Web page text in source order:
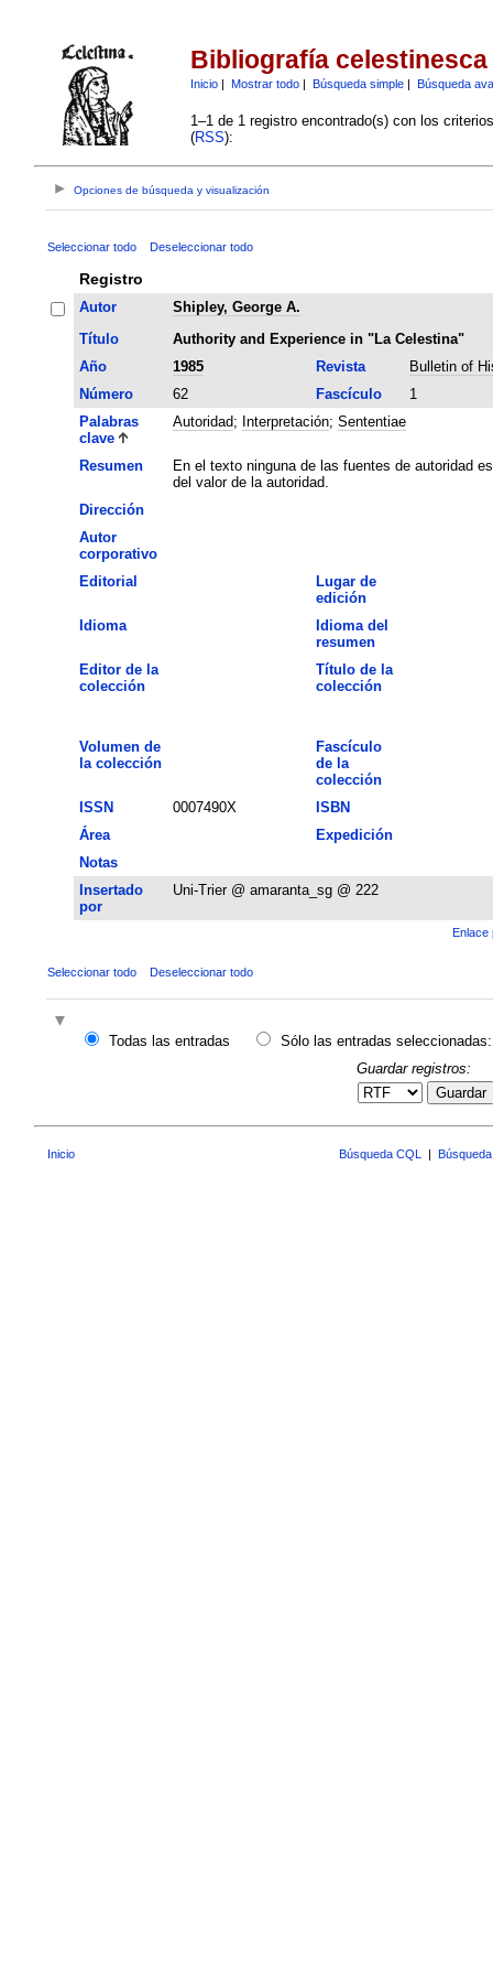
Bibliografía celestinesca
Inicio| Mostrar todo| Búsqueda simple| Búsqueda
1–1 de 1 registro encontrado(s) con los
(RSS):
Opciones de búsqueda y visualización
Seleccionar todo Deseleccionar todo
Registro
Autor
Shipley, George A.
Título
Authority and Experience in "La Celestina"
Año
1985 Revista
Bulletin of
Número
62 Fascículo
1
Palabras
clave
Autoridad; Interpretación; Sententiae
Resumen
En el texto ninguna de las fuentes de autoridad
del valor de la autoridad.
Dirección
Autor
corporativo
Editorial
Lugar de
edición
Idioma
Idioma del
resumen
Editor de la
colección
Título de la
colección
Volumen de
la colección
Fascículo
de la
colección
ISSN
0007490X
ISBN
Área
Expedición
Notas
Insertado
por
Uni-Trier @ amaranta_sg @ 222
Enlace
Seleccionar todo Deseleccionar todo
Todas las entradas
Sólo las entradas seleccionadas:
Guardar registros:
Guardar
Inicio Búsqueda CQL